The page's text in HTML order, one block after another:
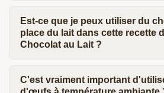
Est-ce que je peux utiliser du
place du lait dans cette recette
Chocolat au Lait ?
C'est vraiment important